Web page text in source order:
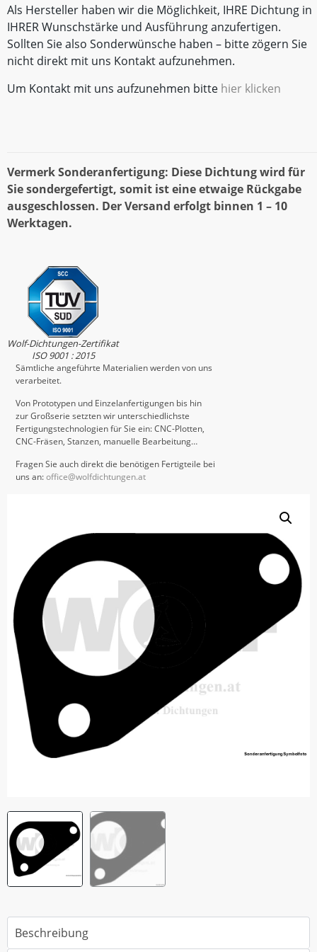
Als Hersteller haben wir die Möglichkeit, IHRE Dichtung in
IHRER Wunschstärke und Ausführung anzufertigen.
Sollten Sie also Sonderwünsche haben – bitte zögern Sie
nicht direkt mit uns Kontakt aufzunehmen.
Um Kontakt mit uns aufzunehmen bitte hier klicken
Vermerk Sonderanfertigung: Diese Dichtung wird für
Sie sondergefertigt, somit ist eine etwaige Rückgabe
ausgeschlossen. Der Versand erfolgt binnen 1 – 10
Werktagen.
Wolf-Dichtungen-Zertifikat
ISO 9001 : 2015
Sämtliche angeführte Materialien werden von uns
verarbeitet.
Von Prototypen und Einzelanfertigungen bis hin
zur Großserie setzten wir unterschiedlichste
Fertigungstechnologien für Sie ein: CNC-Plotten,
CNC-Fräsen, Stanzen, manuelle Bearbeitung…
Fragen Sie auch direkt die benötigen Fertigteile bei
uns an:office@wolfdichtungen.at
Beschreibung